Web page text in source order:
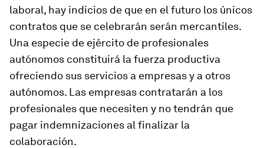
laboral, hay indicios de que en el futuro los únicos
contratos que se celebrarán serán mercantiles.
Una especie de ejército de profesionales
autónomos constituirá la fuerza productiva
ofreciendo sus servicios a empresas y a otros
autónomos. Las empresas contratarán a los
profesionales que necesiten y no tendrán que
pagar indemnizaciones al finalizar la
colaboración.